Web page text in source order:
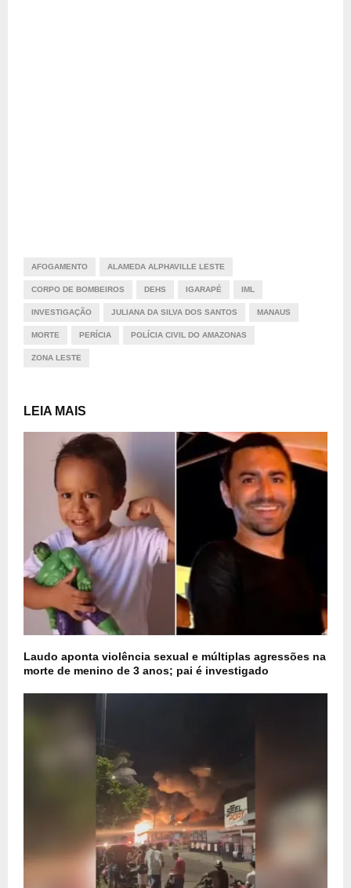
AFOGAMENTO ALAMEDA ALPHAVILLE LESTE
CORPO DE BOMBEIROS DEHS IGARAPÉ IML
INVESTIGAÇÃO JULIANA DA SILVA DOS SANTOS MANAUS
MORTE PERÍCIA POLÍCIA CIVIL DO AMAZONAS
ZONA LESTE
LEIA MAIS
Laudo aponta violência sexual e múltiplas agressões na
morte de menino de 3 anos; pai é investigado